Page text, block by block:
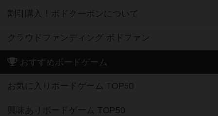
割引購入！ボドクーポンについて
クラウドファンディング ボドファン
おすすめボードゲーム
お気に入りボードゲーム TOP50
興味ありボードゲーム TOP50